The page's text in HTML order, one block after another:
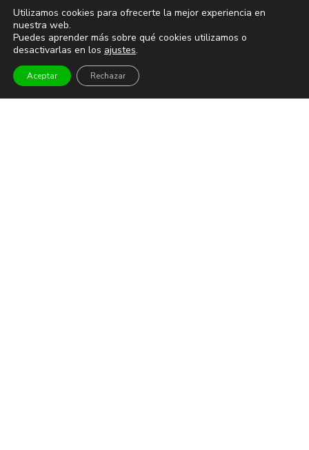
Magia
TEATRO Y DANZA
Teatro
Utilizamos cookies para ofrecerte la mejor experiencia en
nuestra web.
Puedes aprender más sobre qué cookies utilizamos o
desactivarlas en los ajustes.
Aceptar Rechazar